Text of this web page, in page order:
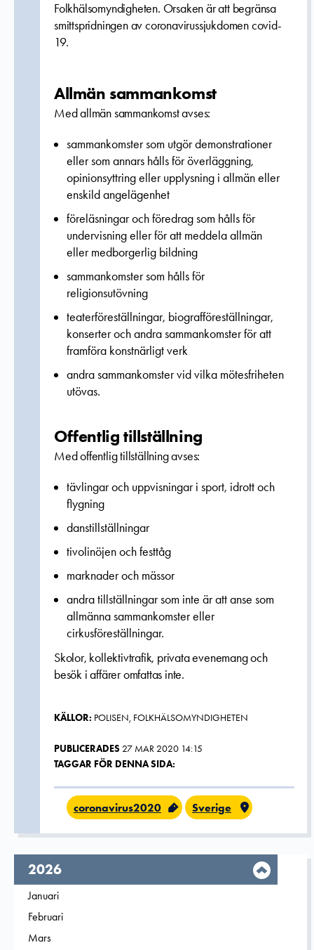
Folkhälsomyndigheten. Orsaken är att begränsa
smittspridningen av coronavirussjukdomen covid-
19.
Allmän sammankomst
Med allmän sammankomst avses:
sammankomster som utgör demonstrationer
eller som annars hålls för överläggning,
opinionsyttring eller upplysning i allmän eller
enskild angelägenhet
föreläsningar och föredrag som hålls för
undervisning eller för att meddela allmän
eller medborgerlig bildning
sammankomster som hålls för
religionsutövning
teaterföreställningar, biografföreställningar,
konserter och andra sammankomster för att
framföra konstnärligt verk
andra sammankomster vid vilka mötesfriheten
utövas.
Offentlig tillställning
Med offentlig tillställning avses:
tävlingar och uppvisningar i sport, idrott och
flygning
danstillställningar
tivolinöjen och festtåg
marknader och mässor
andra tillställningar som inte är att anse som
allmänna sammankomster eller
cirkusföreställningar.
Skolor, kollektivtrafik, privata evenemang och
besök i affärer omfattas inte.
KÄLLOR: POLISEN, FOLKHÄLSOMYNDIGHETEN
PUBLICERADES 27 MAR 2020 14:15
TAGGAR FÖR DENNA SIDA:
coronavirus2020 Sverige
År,
2026
Filtrera på
Januari
Filtrera på
Februari
Filtrera på
Mars